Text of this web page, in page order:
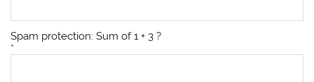
Spam protection: Sum of 1 + 3 ?
*